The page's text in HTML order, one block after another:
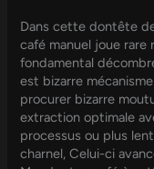
Dans cette dontête
café manuel joue rare
fondamental
est bizarre
procurer bizarre
extraction optimale
processus ou plus
charnel, Celui-ci